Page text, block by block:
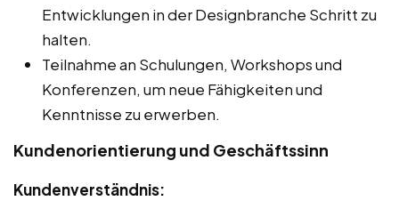
Entwicklungen in der Designbranche Schritt zu
halten.
Teilnahme an Schulungen, Workshops und
Konferenzen, um neue Fähigkeiten und
Kenntnisse zu erwerben.
Kundenorientierung und Geschäftssinn
Kundenverständnis: